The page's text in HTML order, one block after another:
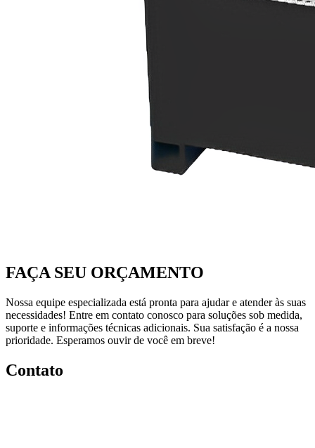
FAÇA SEU ORÇAMENTO
Nossa equipe especializada está pronta para ajudar e atender às suas
necessidades! Entre em contato conosco para soluções sob medida,
suporte e informações técnicas adicionais. Sua satisfação é a nossa
prioridade. Esperamos ouvir de você em breve!
Contato